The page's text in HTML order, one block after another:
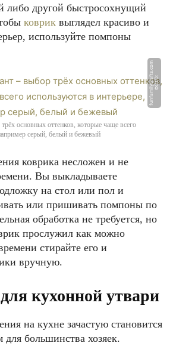
либо другой быстросохнущий
коврик выглядел красиво и
используйте помпоны
Ф
О
Т
О:
f
u
n
f
a
mil
y
c
r
a
f
t
s.
c
o
m
основных оттенков, которые чаще всего
серый, белый и бежевый
коврика несложен и не
Вы выкладываете
на стол или пол и
или пришивать помпоны по
обработка не требуется, но
прослужил как можно
стирайте его и
вручную.
кухонной утвари
на кухне зачастую становится
большинства хозяек.